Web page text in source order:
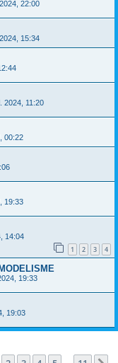
22:00
15:34
2024, 11:20
00:22
19:33
14:04
1 2 3 4
19:33
19:03